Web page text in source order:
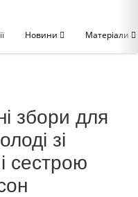
Новини Матеріали
збори для
зі
сестрою